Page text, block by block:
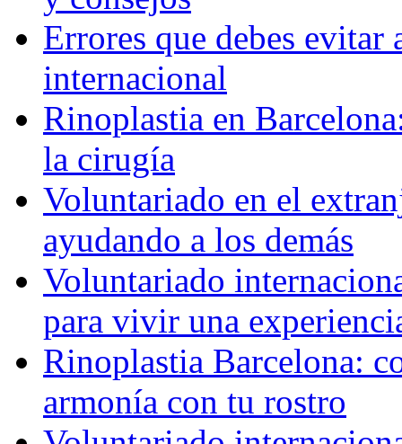
Errores que debes
internacional
Rinoplastia en
la cirugía
Voluntariado en el
ayudando a los demás
Voluntariado
para vivir una
Rinoplastia Barcelona:
armonía con tu rostro